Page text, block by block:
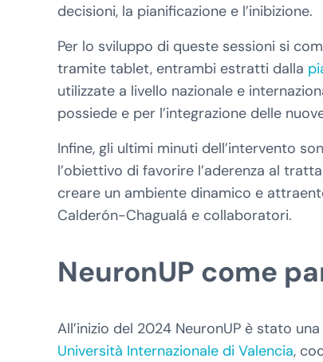
decisioni, la pianificazione e l’inibizione.
Per lo sviluppo di queste sessioni si
tramite tablet, entrambi estratti dalla
utilizzate a livello nazionale e
possiede e per l’integrazione delle
Infine, gli ultimi minuti dell’intervento
l’obiettivo di favorire l’aderenza al
creare un ambiente dinamico e
Calderón-Chagualá e collaboratori.
NeuronUP come
All’inizio del 2024 NeuronUP è stato
Università Internazionale di Valencia,